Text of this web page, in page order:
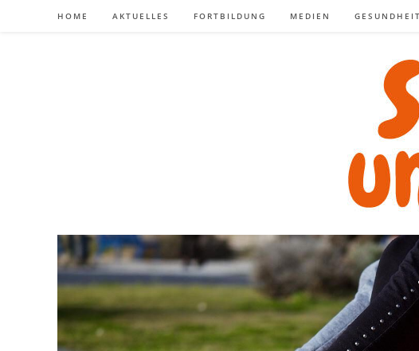
HOME AKTUELLES FORTBILDUNG MEDIEN GESUNDHEIT